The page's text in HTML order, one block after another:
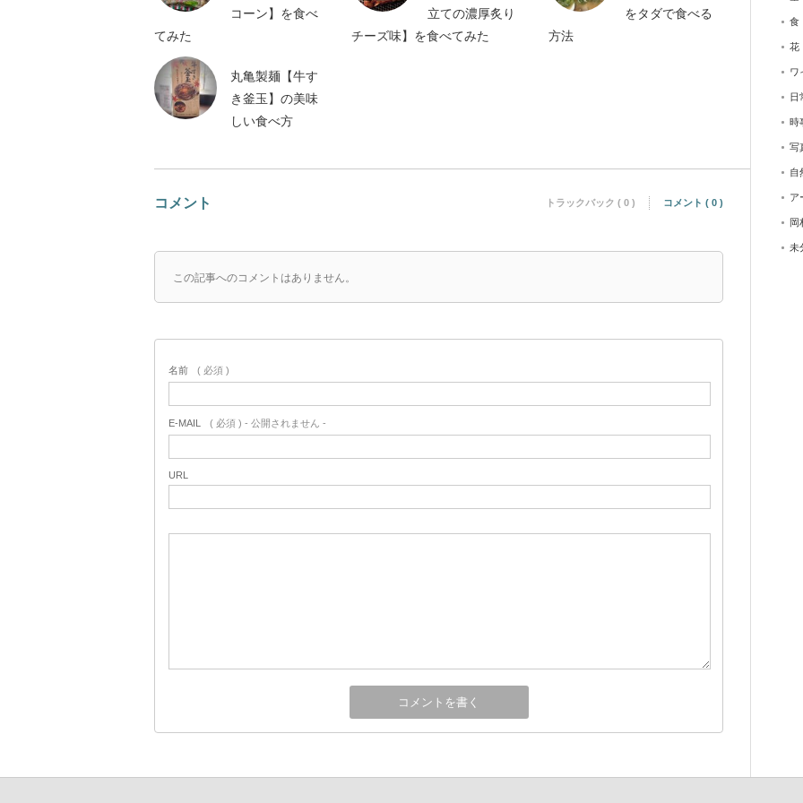
コーン】を食べ
てみた
立ての濃厚炙り
チーズ味】を食べてみた
をタダで食べる
方法
丸亀製麺【牛す
き釜玉】の美味
しい食べ方
コメント トラックバック ( 0 ) コメント ( 0 )
この記事へのコメントはありません。
名前 ( 必須 )
E-MAIL ( 必須 ) - 公開されません -
URL
食
花
ワ
日
時
写
自
ア
岡
未